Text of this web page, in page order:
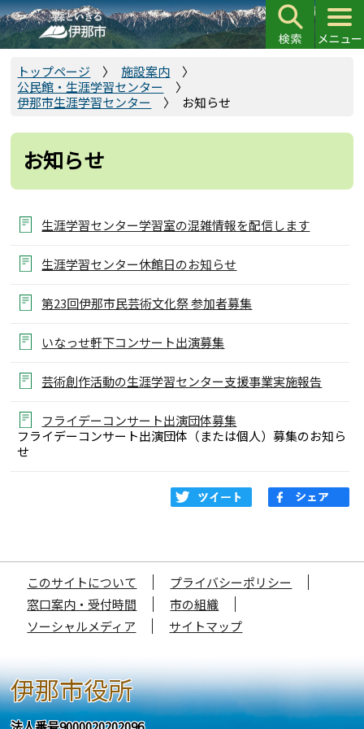
こ
の
ペ
先
トップページ
施設案内
公民館・生涯学習センター
伊那市生涯学習センター
お知らせ
お知らせ
生涯学習センター学習室の混雑情報を配信します
生涯学習センター休館日のお知らせ
第23回伊那市民芸術文化祭 参加者募集
いなっせ軒下コンサート出演募集
芸術創作活動の生涯学習センター支援事業実施報告
フライデーコンサート出演団体募集
フライデーコンサート出演団体（または個人）募集のお知ら
せ
このサイトについて
プライバシーポリシー
窓口案内・受付時間
市の組織
ソーシャルメディア
サイトマップ
伊那市役所